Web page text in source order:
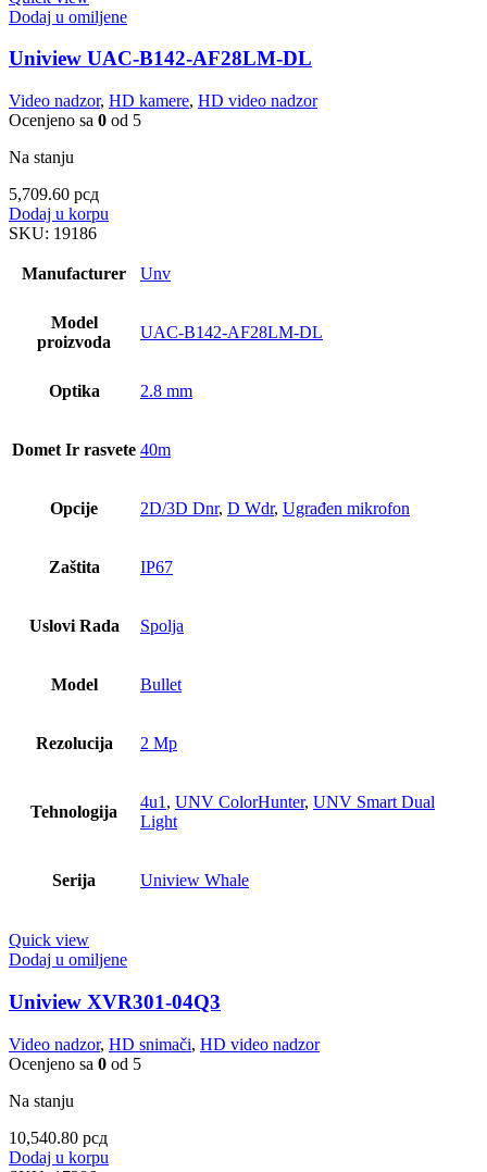
Dodaj u omiljene
Uniview UAC-B142-AF28LM-DL
Video nadzor, HD kamere, HD video nadzor
Ocenjeno sa 0 od 5
Na stanju
5,709.60 рсд
Dodaj u korpu
SKU: 19186
Manufacturer Unv
Model
proizvoda
UAC-B142-AF28LM-DL
Optika 2.8 mm
Domet Ir rasvete 40m
Opcije 2D/3D Dnr, D Wdr, Ugrađen mikrofon
Zaštita IP67
Uslovi Rada Spolja
Model Bullet
Rezolucija 2 Mp
Tehnologija
4u1 , UNV ColorHunter, UNV Smart Dual
Light
Serija Uniview Whale
Quick view
Dodaj u omiljene
Uniview XVR301-04Q3
Video nadzor, HD snimači, HD video nadzor
Ocenjeno sa 0 od 5
Na stanju
10,540.80 рсд
Dodaj u korpu